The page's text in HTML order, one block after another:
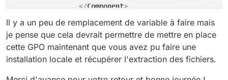
</Component>
</ Directory>
</Directory>
</Fragment>
Il y a un peu de remplacement de variable à faire mais
je pense que cela devrait permettre de mettre en place
cette GPO maintenant que vous avez pu faire une
installation locale et récupérer l'extraction des fichiers.